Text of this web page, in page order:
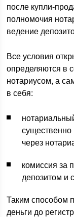
после купли-
полномочия
ведение
Все условия
определяются в
нотариусом, а
в себя:
через
комиссия за
депозитом и
Таким способом
деньги до